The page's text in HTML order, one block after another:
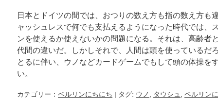
日本とドイツの間では、おつりの数え方も指の数え方も
ャッシュレスで何でも支払えるようになった時代では、
ンを使えるか使えないかの問題になる。それは、高齢者
代間の違いだ。しかしそれで、人間は頭を使っているだ
とるに伴い、ウノなどカードゲームでもして頭の体操を
い。
カテゴリー： ベルリンにちにち | タグ: ウノ タウシュ
ベルリン